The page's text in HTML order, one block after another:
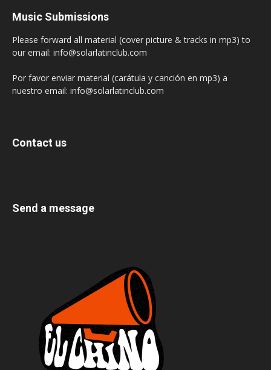
Music Submissions
Please forward all material (cover picture & tracks in mp3) to
our email: info@solarlatinclub.com
Por favor enviar material (carátula y canción en mp3) a
nuestro email: info@solarlatinclub.com
Contact us
Send a message